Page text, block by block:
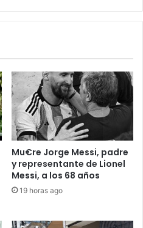
Mu€re Jorge Messi, padre
y representante de Lionel
Messi, a los 68 años
19 horas ago